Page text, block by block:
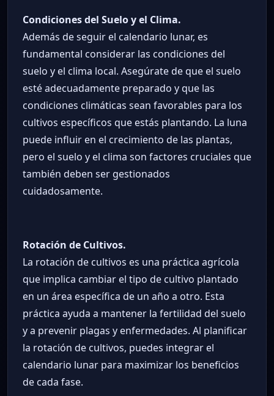
Condiciones del Suelo y el Clima.
Además de seguir el calendario lunar, es
fundamental considerar las condiciones del
suelo y el clima local. Asegúrate de que el suelo
esté adecuadamente preparado y que las
condiciones climáticas sean favorables para los
cultivos específicos que estás plantando. La luna
puede influir en el crecimiento de las plantas,
pero el suelo y el clima son factores cruciales que
también deben ser gestionados
cuidadosamente.
Rotación de Cultivos.
La rotación de cultivos es una práctica agrícola
que implica cambiar el tipo de cultivo plantado
en un área específica de un año a otro. Esta
práctica ayuda a mantener la fertilidad del suelo
y a prevenir plagas y enfermedades. Al planificar
la rotación de cultivos, puedes integrar el
calendario lunar para maximizar los beneficios
de cada fase.